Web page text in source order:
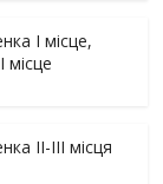
І місце,
ІІ-ІІІ місця